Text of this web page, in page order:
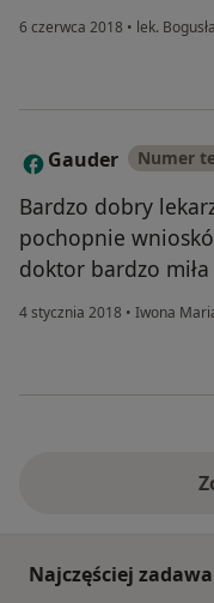
6 czerwca 2018 • lek.
G Gauder Numer
Bardzo dobry
pochopnie
doktor bardzo
4 stycznia 2018 • Iwona
Najczęściej